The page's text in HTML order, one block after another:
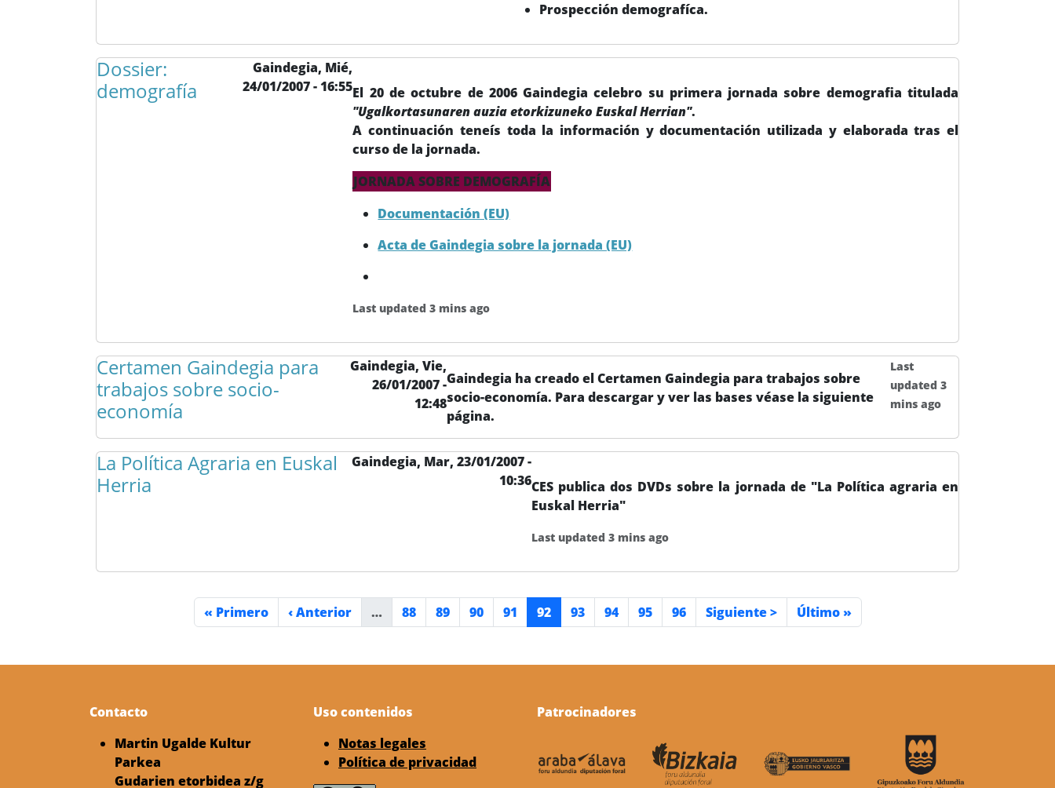
Prospección demografíca.
Dossier:
demografía
Gaindegia, Mié,
24/01/2007 - 16:55El 20 de octubre de 2006 Gaindegia celebro su primera jornada sobre demografia titulada
"Ugalkortasunaren auzia etorkizuneko Euskal Herrian".
A continuación teneís toda la información y documentación utilizada y elaborada tras el
curso de la jornada.
JORNADA SOBRE DEMOGRAFÍA
Documentación (EU)
Acta de Gaindegia sobre la jornada (EU)
Last updated 3 mins ago
Certamen Gaindegia para
trabajos sobre socio-
economía
Gaindegia, Vie,
26/01/2007 -
12:48
Gaindegia ha creado el Certamen Gaindegia para trabajos sobre
socio-economía. Para descargar y ver las bases véase la siguiente
página.
Last
updated 3
mins ago
La Política Agraria en Euskal
Herria
Gaindegia, Mar, 23/01/2007 -
10:36CES publica dos DVDs sobre la jornada de "La Política agraria en
Euskal Herria"
Last updated 3 mins ago
Primera página
« Primero Página anterior
‹ Anterior … Página
88 Página
89 Página
90 Página
91 Página actual
92 Página
93 Página
94 Página
95 Página
96 Siguiente página
Siguiente > Última página
Último »
Contacto
Martin Ugalde Kultur
Parkea
Gudarien etorbidea z/g
Uso contenidos
Notas legales
Política de privacidad
Patrocinadores